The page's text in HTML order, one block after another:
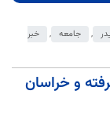
, جامعه ,
خبر
و خراسان